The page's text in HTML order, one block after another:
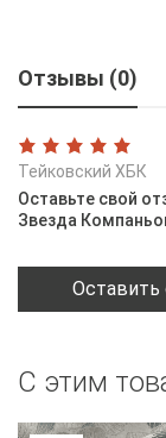
Отзывы (0)
Тейковский ХБК
Оставьте свой
Звезда
Оставить
С этим